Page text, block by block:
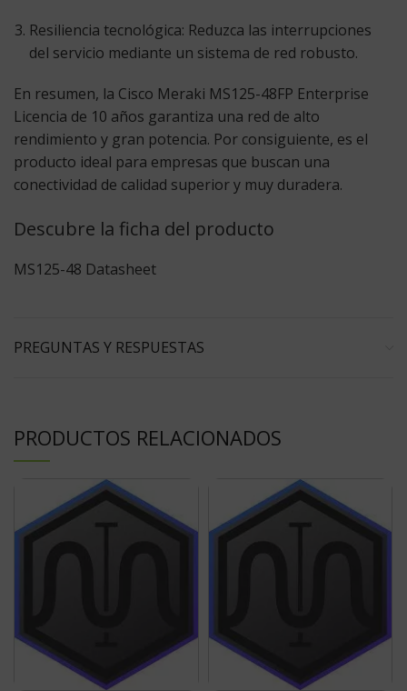
Resiliencia tecnológica: Reduzca las interrupciones
del servicio mediante un sistema de red robusto.
En resumen, la Cisco Meraki MS125-48FP Enterprise
Licencia de 10 años garantiza una red de alto
rendimiento y gran potencia. Por consiguiente, es el
producto ideal para empresas que buscan una
conectividad de calidad superior y muy duradera.
Descubre la ficha del producto
MS125-48 Datasheet
PREGUNTAS Y RESPUESTAS
PRODUCTOS RELACIONADOS